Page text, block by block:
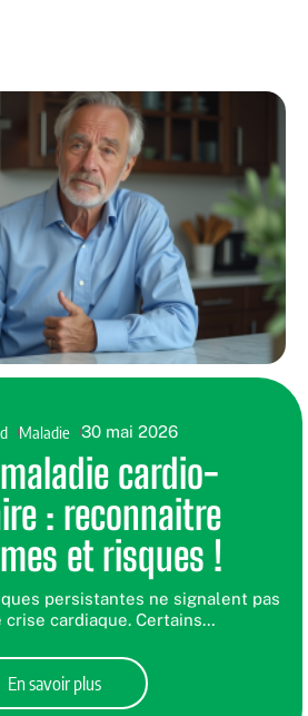
Maladie 30 mai 2026
cardio-
: reconnaitre
et risques !
persistantes ne signalent pas
crise cardiaque. Certains…
En savoir plus